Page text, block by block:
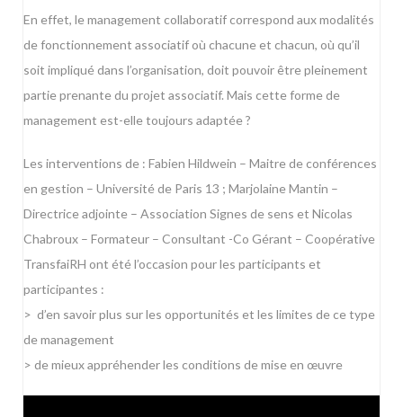
En effet, le management collaboratif correspond aux modalités
de fonctionnement associatif où chacune et chacun, où qu’il
soit impliqué dans l’organisation, doit pouvoir être pleinement
partie prenante du projet associatif. Mais cette forme de
management est-elle toujours adaptée ?
Les interventions de : Fabien Hildwein – Maitre de conférences
en gestion – Université de Paris 13 ; Marjolaine Mantin –
Directrice adjointe – Association Signes de sens et Nicolas
Chabroux – Formateur – Consultant -Co Gérant – Coopérative
TransfaiRH ont été l’occasion pour les participants et
participantes :
> d’en savoir plus sur les opportunités et les limites de ce type
de management
> de mieux appréhender les conditions de mise en œuvre